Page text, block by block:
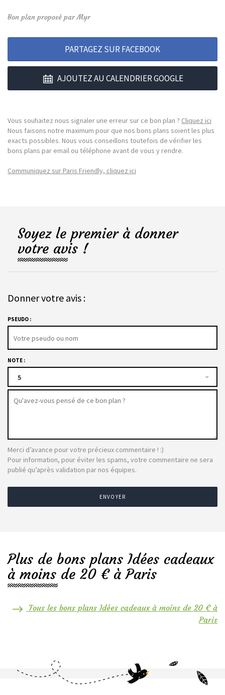
Bon plan proposé par Myr
PARTAGEZ SUR FACEBOOK
AJOUTEZ AU CALENDRIER GOOGLE
Vous souhaitez nous signaler une erreur sur ce bon plan ? Cliquez ici
Nous faisons notre maximum pour que nos bons plans soient les plus
exacts possibles. Nous vous conseillons toutefois de vérifier les
bons plans par email ou téléphone avant de vous y rendre.
Communiquez sur Paris Friendly, cliquez ici
Soyez le premier à donner
votre avis !
Donner votre avis :
PSEUDO :
NOTE :
5
Merci d’avance pour votre précieux commentaire ! :)
Pour information, pour éviter les spams, votre commentaire ne sera
publié qu’après validation par nos équipes.
ENVOYER
Plus de bons plans Idées cadeaux
à moins de 20 € à Paris
Tous les bons plans Idées cadeaux à moins de 20 € à
Paris